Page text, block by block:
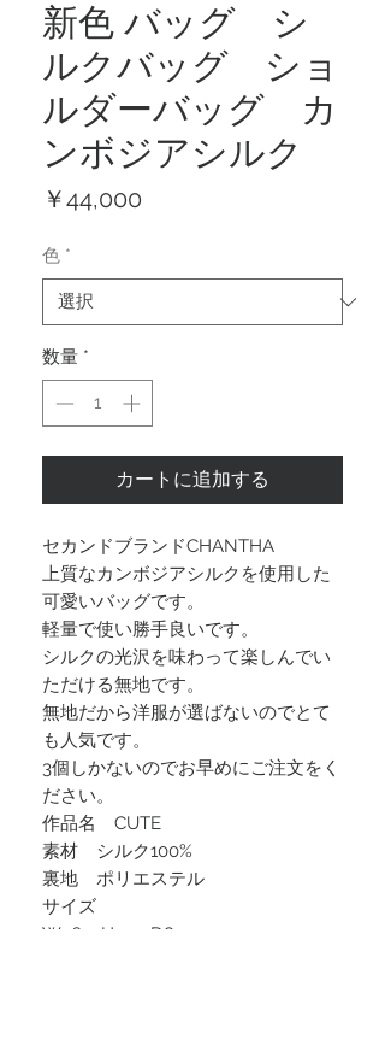
新色 バッグ シ
ルクバッグ ショ
ルダーバッグ カ
ンボジアシルク
￥44,000
色 *
数量 *
カートに追加する
セカンドブランドCHANTHA
上質なカンボジアシルクを使用した
可愛いバッグです。
軽量で使い勝手良いです。
シルクの光沢を味わって楽しんでい
ただける無地です。
無地だから洋服が選ばないのでとて
も人気です。
3個しかないのでお早めにご注文をく
ださい。
作品名 CUTE
素材 シルク100%
裏地 ポリエステル
サイズ
W26 x H14 x D8